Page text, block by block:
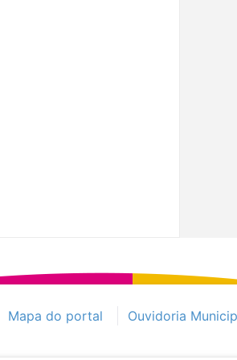
Mapa do portal Ouvidoria